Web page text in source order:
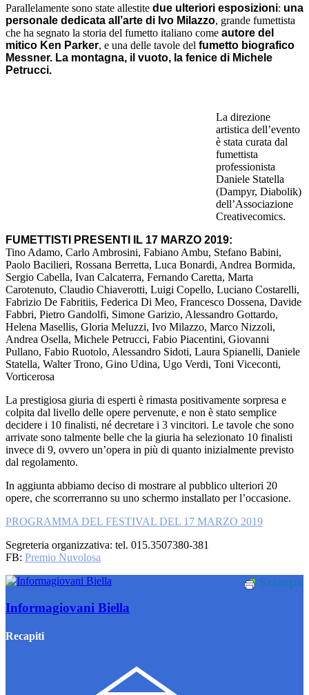
Parallelamente sono state allestite due ulteriori esposizioni: una
personale dedicata all’arte di Ivo Milazzo, grande fumettista
che ha segnato la storia del fumetto italiano come autore del
mitico Ken Parker, e una delle tavole del fumetto biografico
Messner. La montagna, il vuoto, la fenice di Michele
Petrucci.
La direzione
artistica dell’evento
è stata curata dal
fumettista
professionista
Daniele Statella
(Dampyr, Diabolik)
dell’Associazione
Creativecomics.
FUMETTISTI PRESENTI IL 17 MARZO 2019:
Tino Adamo, Carlo Ambrosini, Fabiano Ambu, Stefano Babini,
Paolo Bacilieri, Rossana Berretta, Luca Bonardi, Andrea Bormida,
Sergio Cabella, Ivan Calcaterra, Fernando Caretta, Marta
Carotenuto, Claudio Chiaverotti, Luigi Copello, Luciano Costarelli,
Fabrizio De Fabritiis, Federica Di Meo, Francesco Dossena, Davide
Fabbri, Pietro Gandolfi, Simone Garizio, Alessandro Gottardo,
Helena Masellis, Gloria Meluzzi, Ivo Milazzo, Marco Nizzoli,
Andrea Osella, Michele Petrucci, Fabio Piacentini, Giovanni
Pullano, Fabio Ruotolo, Alessandro Sidoti, Laura Spianelli, Daniele
Statella, Walter Trono, Gino Udina, Ugo Verdi, Toni Viceconti,
Vorticerosa
La prestigiosa giuria di esperti è rimasta positivamente sorpresa e
colpita dal livello delle opere pervenute, e non è stato semplice
decidere i 10 finalisti, né decretare i 3 vincitori. Le tavole che sono
arrivate sono talmente belle che la giuria ha selezionato 10 finalisti
invece di 9, ovvero un’opera in più di quanto inizialmente previsto
dal regolamento.
In aggiunta abbiamo deciso di mostrare al pubblico ulteriori 20
opere, che scorrerranno su uno schermo installato per l’occasione.
PROGRAMMA DEL FESTIVAL DEL 17 MARZO 2019
Segreteria organizzativa: tel. 015.3507380-381
FB: Premio Nuvolosa
Stampa
Informagiovani Biella
Recapiti